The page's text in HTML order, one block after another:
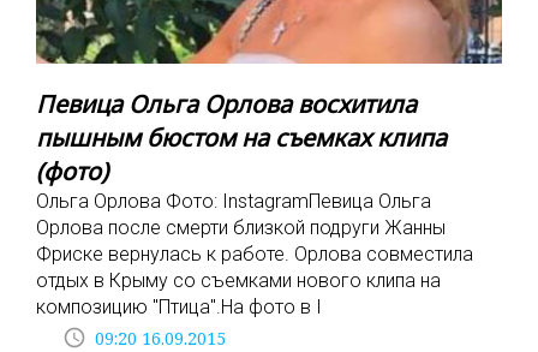
Певица Ольга Орлова восхитила
пышным бюстом на съемках клипа
(фото)
Ольга Орлова Фото: InstagramПевица Ольга
Орлова после смерти близкой подруги Жанны
Фриске вернулась к работе. Орлова совместила
отдых в Крыму со съемками нового клипа на
композицию "Птица".На фото в I
access_time 09:20 16.09.2015